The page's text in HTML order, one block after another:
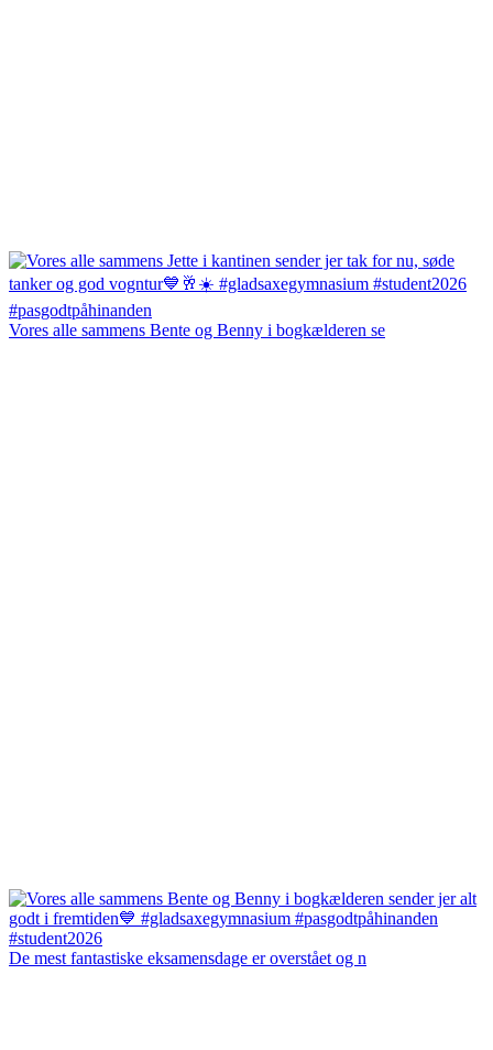
Vores alle sammens Bente og Benny i bogkælderen se
De mest fantastiske eksamensdage er overstået og n